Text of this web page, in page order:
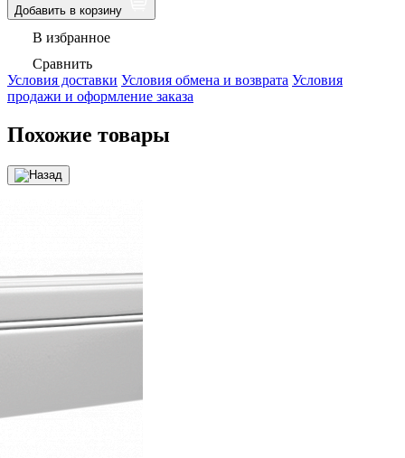
Добавить в корзину
В избранное
Сравнить
Условия доставки Условия обмена и возврата Условия
продажи и оформление заказа
Похожие товары